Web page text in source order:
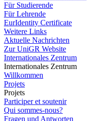
Für Studierende
Für Lehrende
EurIdentity Certificate
Weitere Links
Aktuelle Nachrichten
Zur UniGR Website
Internationales Zentrum
Internationales Zentrum
Willkommen
Projets
Projets
Participer et soutenir
Qui sommes-nous?
Fragen und Antworten